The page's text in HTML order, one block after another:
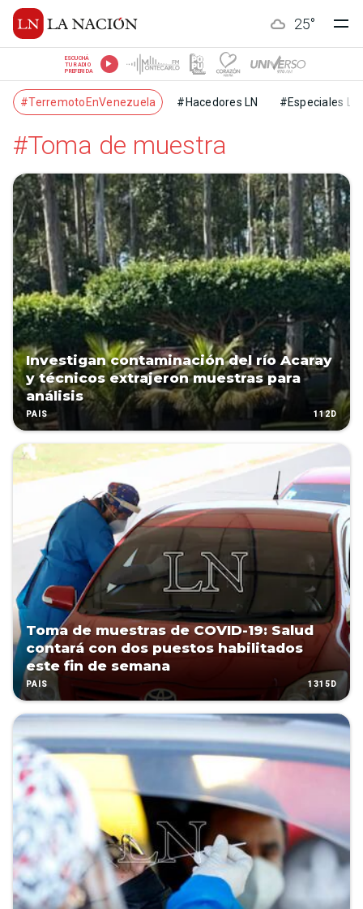
25°
ESCUCHÁ
TU RADIO
PREFERIDA
#TerremotoEnVenezuela #Hacedores LN #Especiales LN
#Toma de muestra
Investigan contaminación del río Acaray
y técnicos extrajeron muestras para
análisis
PAÍS 112D
Toma de muestras de COVID-19: Salud
contará con dos puestos habilitados
este fin de semana
PAÍS 1315D